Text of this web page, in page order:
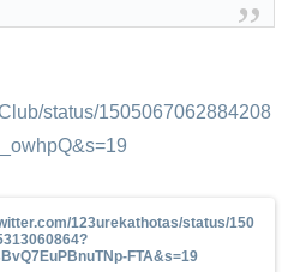
status/1505067062884208
123urekathotas/status/150
FTA&s=19